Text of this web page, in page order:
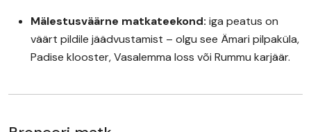
Mälestusväärne matkateekond: iga peatus on
väärt pildile jäädvustamist – olgu see Ämari pilpaküla,
Padise klooster, Vasalemma loss või Rummu karjäär.